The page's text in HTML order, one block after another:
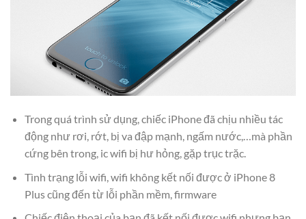
Trong quá trình sử dụng, chiếc iPhone đã chịu nhiều tác
động như rơi, rớt, bị va đập mạnh, ngấm nước,…mà phần
cứng bên trong, ic wifi bị hư hỏng, gặp trục trặc.
Tình trạng lỗi wifi, wifi không kết nối được ở iPhone 8
Plus cũng đến từ lỗi phần mềm, firmware